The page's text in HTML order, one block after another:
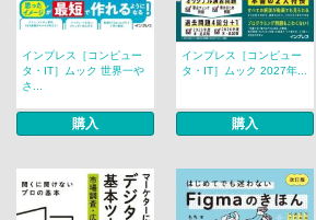
インプレス［コンピュー
タ・IT］ムック 世界一や
さ...
購入
インプレス［コンピュー
タ・IT］ムック 2027年...
購入